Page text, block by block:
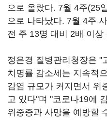
으로 올랐다. 7월 4주(25
으로 나타났다. 7월 4주
전 주 13명 대비 2배 이상
정은경 질병관리청장은 "
치명률 감소세는 지속적
감염 규모가 커지면서 위
고 있다"며 "코로나19에
위중증과 사망을 예방할